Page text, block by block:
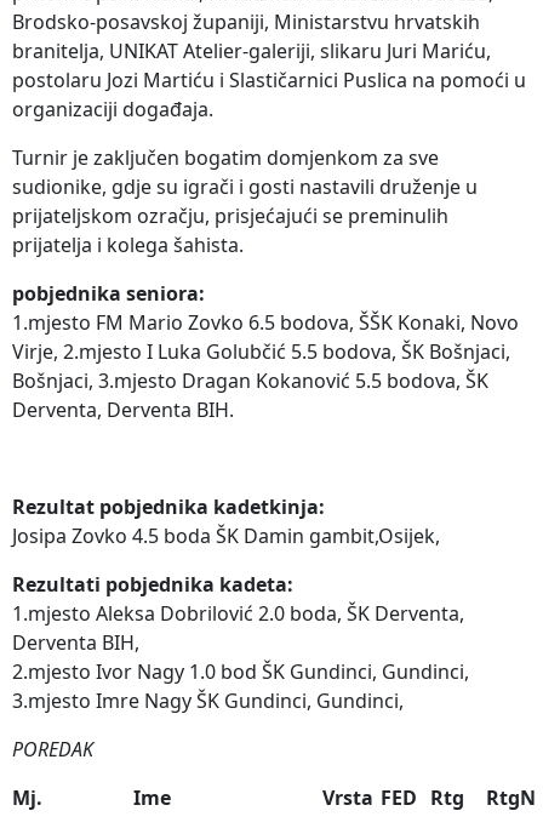
Brodsko-posavskoj županiji, Ministarstvu hrvatskih
branitelja, UNIKAT Atelier-galeriji, slikaru Juri Mariću,
postolaru Jozi Martiću i Slastičarnici Puslica na pomoći u
organizaciji događaja.
Turnir je zaključen bogatim domjenkom za sve
sudionike, gdje su igrači i gosti nastavili druženje u
prijateljskom ozračju, prisjećajući se preminulih
prijatelja i kolega šahista.
pobjednika seniora:
1.mjesto FM Mario Zovko 6.5 bodova, ŠŠK Konaki, Novo
Virje, 2.mjesto I Luka Golubčić 5.5 bodova, ŠK Bošnjaci,
Bošnjaci, 3.mjesto Dragan Kokanović 5.5 bodova, ŠK
Derventa, Derventa BIH.
Rezultat pobjednika kadetkinja:
Josipa Zovko 4.5 boda ŠK Damin gambit,Osijek,
Rezultati pobjednika kadeta:
1.mjesto Aleksa Dobrilović 2.0 boda, ŠK Derventa,
Derventa BIH,
2.mjesto Ivor Nagy 1.0 bod ŠK Gundinci, Gundinci,
3.mjesto Imre Nagy ŠK Gundinci, Gundinci,
POREDAK
Mj.
Ime Vrsta FED Rtg
RtgN